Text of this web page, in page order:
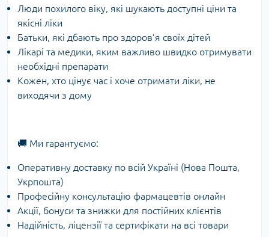
Люди похилого віку, які шукають доступні ціни та
якісні ліки
Батьки, які дбають про здоров’я своїх дітей
Лікарі та медики, яким важливо швидко отримувати
необхідні препарати
Кожен, хто цінує час і хоче отримати ліки, не
виходячи з дому
🚚 Ми гарантуємо:
Оперативну доставку по всій Україні (Нова Пошта,
Укрпошта)
Професійну консультацію фармацевтів онлайн
Акції, бонуси та знижки для постійних клієнтів
Надійність, ліцензії та сертифікати на всі товари